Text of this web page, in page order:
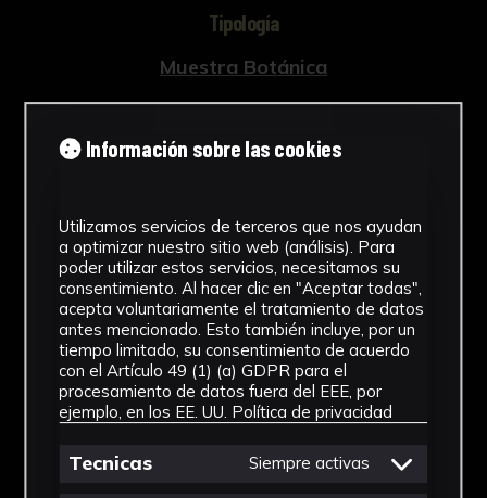
Tipología
Muestra Botánica
Cronología
SF
Fondo Herbario
Inscripciones
U-058
Género
Cuphea
Información sobre las cookies
Utilizamos servicios de terceros que nos ayudan
a optimizar nuestro sitio web (análisis). Para
poder utilizar estos servicios, necesitamos su
consentimiento. Al hacer clic en "Aceptar todas",
acepta voluntariamente el tratamiento de datos
antes mencionado. Esto también incluye, por un
tiempo limitado, su consentimiento de acuerdo
con el Artículo 49 (1) (a) GDPR para el
procesamiento de datos fuera del EEE, por
ejemplo, en los EE. UU. Política de privacidad
Tecnicas Siempre activas